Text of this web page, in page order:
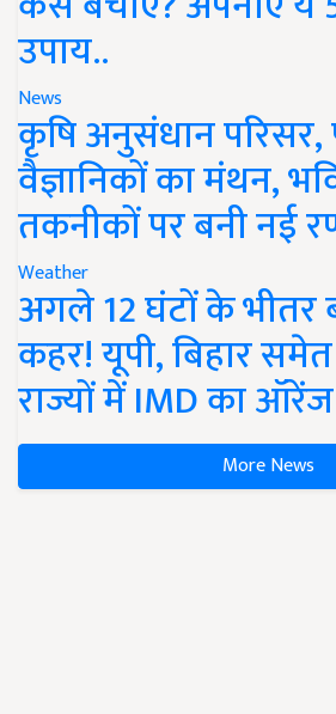
उपाय..
News
कृषि अनुसंधान परिसर,
वैज्ञानिकों का मंथन,
तकनीकों पर बनी नई
Weather
अगले 12 घंटों के भीतर
कहर! यूपी, बिहार
राज्यों में IMD का
More News